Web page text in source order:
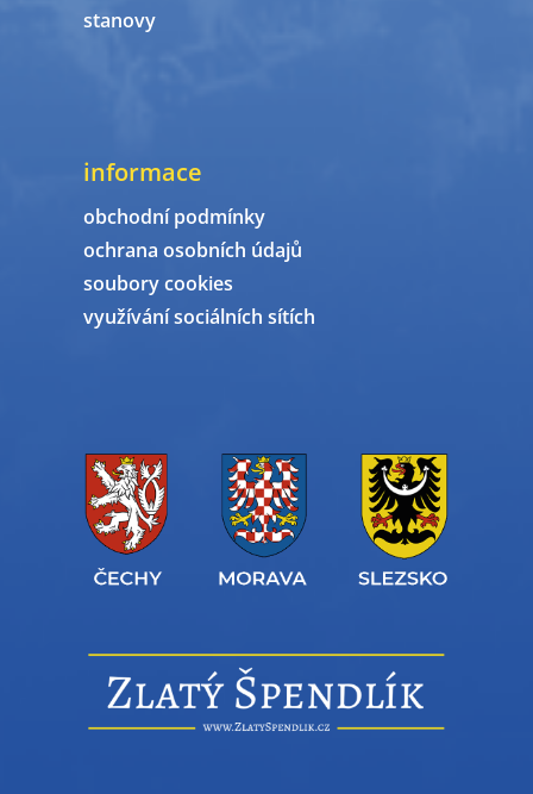
stanovy
informace
obchodní podmínky
ochrana osobních údajů
soubory cookies
využívání sociálních sítích